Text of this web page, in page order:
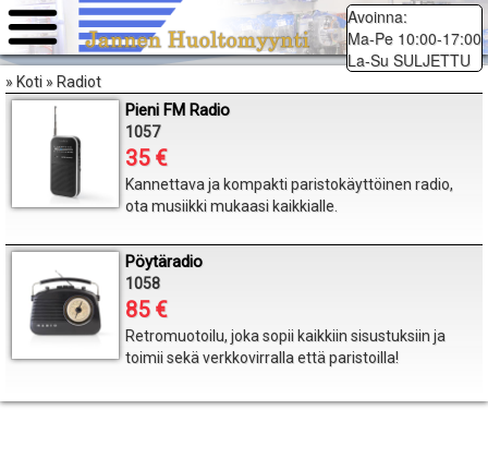
Avoinna:
Ma-Pe 10:00-17:00
La-Su SULJETTU
» Koti » Radiot
Pieni FM Radio
1057
35 €
Kannettava ja kompakti paristokäyttöinen radio,
ota musiikki mukaasi kaikkialle.
Pöytäradio
1058
85 €
Retromuotoilu, joka sopii kaikkiin sisustuksiin ja
toimii sekä verkkovirralla että paristoilla!